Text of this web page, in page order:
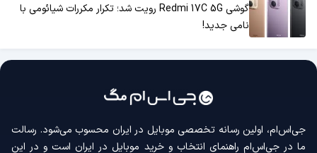
گوشی Redmi 17C 5G رویت شد؛ تکرار مکررات شیائومی با
نامی جدید!
جی‌اس‌ام، اولین رسانه‌ تخصصی موبایل در ایران محسوب می‌شود. رسالت
ما در جی‌اس‌ام راهنمای انتخاب و خرید موبایل در ایران است و در این